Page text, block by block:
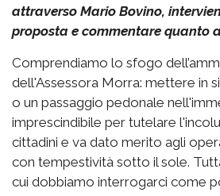
attraverso Mario Bovino,
proposta e commentare quanto
Comprendiamo lo sfogo
dell'Assessora Morra: mettere in
o un passaggio pedonale
imprescindibile per tutelare
cittadini e va dato merito agli
con tempestività sotto il sole.
cui dobbiamo interrogarci come